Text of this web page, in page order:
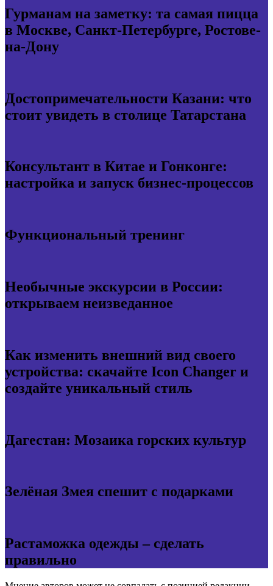
Гурманам на заметку: та самая пицца
в Москве, Санкт-Петербурге, Ростове-
на-Дону
Достопримечательности Казани: что
стоит увидеть в столице Татарстана
Консультант в Китае и Гонконге:
настройка и запуск бизнес-процессов
Функциональный тренинг
Необычные экскурсии в России:
открываем неизведанное
Как изменить внешний вид своего
устройства: скачайте Icon Changer и
создайте уникальный стиль
Дагестан: Мозаика горских культур
Зелёная Змея спешит с подарками
Растаможка одежды – сделать
правильно